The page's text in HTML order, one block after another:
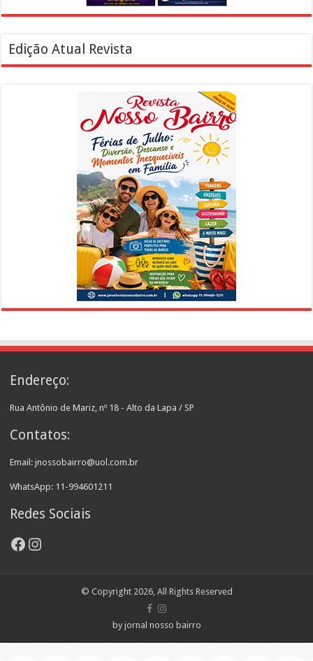
Edição Atual Revista
Endereço:
Rua Antônio de Mariz, nº 18 - Alto da Lapa / SP
Contatos:
Email: jnossobairro@uol.com.br
WhatsApp: 11-994601211
Redes Sociais
Facebook
Instagram
© Copyright 2026, All Rights Reserved
by jornal nosso bairro